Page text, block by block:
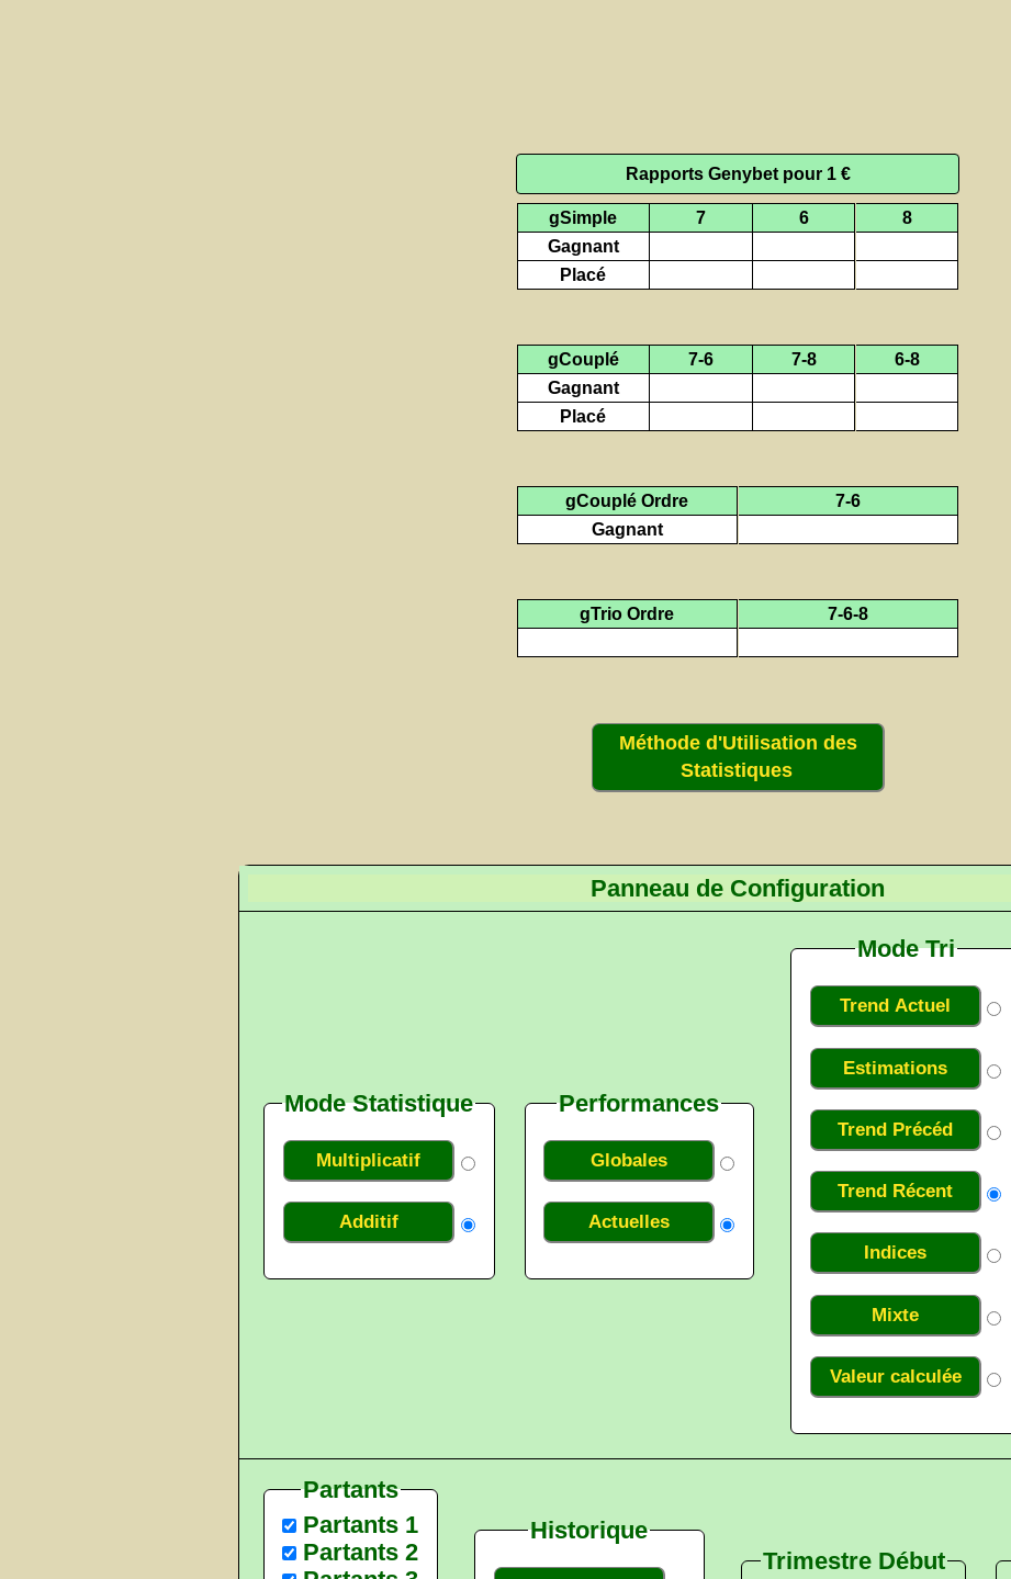
Rapports Genybet pour 1 €
gSimple 7 6
8
Gagnant
Placé
gCouplé 7-6 7-8
6-8
Gagnant
Placé
gCouplé Ordre
7-6
Gagnant
gTrio Ordre 7-6-8
Méthode d'Utilisation des
Statistiques
Panneau de Configuration
Mode Statistique
Multiplicatif
Additif
Performances
Globales
Actuelles
Mode Tri
Trend Actuel
Estimations
Trend Précéd
Trend Récent
Indices
Mixte
Valeur calculée
Partants
Partants 1
Partants 2
Historique
Trimestre Début